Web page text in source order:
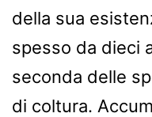
della sua
spesso da dieci
seconda delle
di coltura.